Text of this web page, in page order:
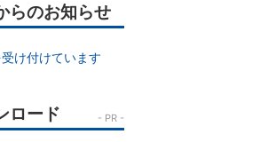
らのお知らせ
け付けています